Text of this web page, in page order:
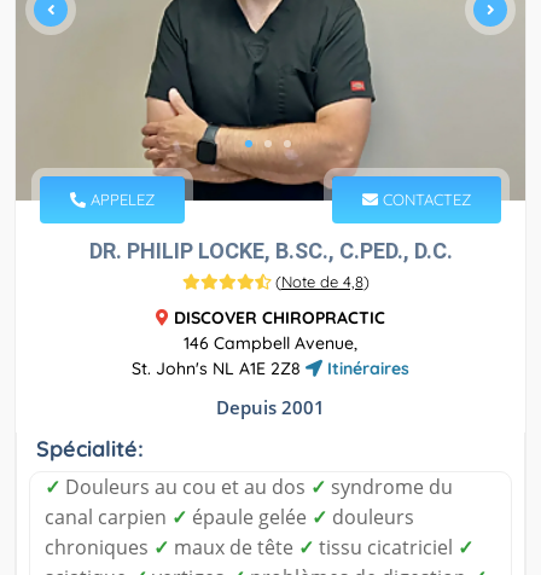
APPELEZ CONTACTEZ
DR. PHILIP LOCKE, B.SC., C.PED., D.C.
(Note de 4,8)
DISCOVER CHIROPRACTIC
146 Campbell Avenue,
St. John's NL A1E 2Z8
Itinéraires
Depuis 2001
Spécialité:
✓ Douleurs au cou et au dos ✓ syndrome du
canal carpien ✓ épaule gelée ✓ douleurs
chroniques ✓ maux de tête ✓ tissu cicatriciel ✓